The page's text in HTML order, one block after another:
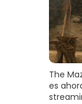
The
es